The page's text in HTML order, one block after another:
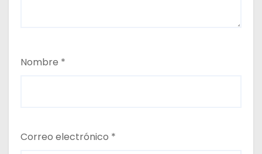
Nombre *
Correo electrónico *